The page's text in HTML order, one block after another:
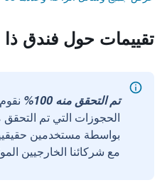
تقييمات حول فندق ذا
تم التحقق منه 100%
الحجوزات التي تم
مع شركائنا الخارجيين